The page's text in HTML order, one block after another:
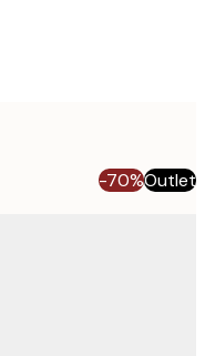
-70%Outlet